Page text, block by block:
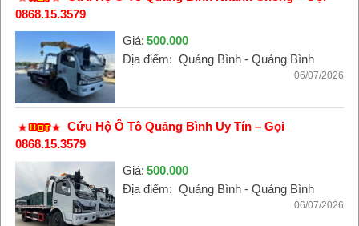
0868.15.3579
Giá: 500.000
Địa điểm: Quảng Bình - Quảng Bình
06/07/2026
Cứu Hộ Ô Tô Quảng Bình Uy Tín – Gọi
0868.15.3579
Giá: 500.000
Địa điểm: Quảng Bình - Quảng Bình
06/07/2026